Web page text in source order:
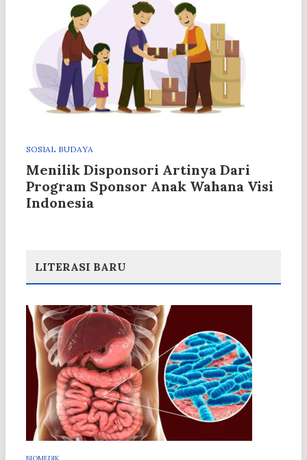
SOSIAL BUDAYA
Menilik Disponsori Artinya Dari
Program Sponsor Anak Wahana Visi
Indonesia
LITERASI BARU